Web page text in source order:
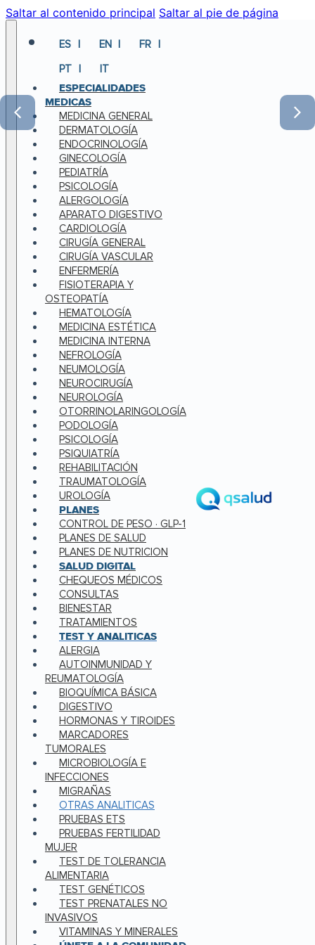
Saltar al contenido principal Saltar al pie de página
ES EN
FR
PT
IT
ESPECIALIDADES
MEDICAS
MEDICINA GENERAL
DERMATOLOGÍA
ENDOCRINOLOGÍA
GINECOLOGÍA
PEDIATRÍA
PSICOLOGÍA
ALERGOLOGÍA
APARATO DIGESTIVO
CARDIOLOGÍA
CIRUGÍA GENERAL
CIRUGÍA VASCULAR
ENFERMERÍA
FISIOTERAPIA Y
OSTEOPATÍA
HEMATOLOGÍA
MEDICINA ESTÉTICA
MEDICINA INTERNA
NEFROLOGÍA
NEUMOLOGÍA
NEUROCIRUGÍA
NEUROLOGÍA
OTORRINOLARINGOLOGÍA
PODOLOGÍA
PSICOLOGÍA
PSIQUIATRÍA
REHABILITACIÓN
TRAUMATOLOGÍA
UROLOGÍA
PLANES
CONTROL DE PESO · GLP-1
PLANES DE SALUD
PLANES DE NUTRICION
SALUD DIGITAL
CHEQUEOS MÉDICOS
CONSULTAS
BIENESTAR
TRATAMIENTOS
TEST Y ANALITICAS
ALERGIA
AUTOINMUNIDAD Y
REUMATOLOGÍA
BIOQUÍMICA BÁSICA
DIGESTIVO
HORMONAS Y TIROIDES
MARCADORES
TUMORALES
MICROBIOLOGÍA E
INFECCIONES
MIGRAÑAS
OTRAS ANALITICAS
PRUEBAS ETS
PRUEBAS FERTILIDAD
MUJER
TEST DE TOLERANCIA
ALIMENTARIA
TEST GENÉTICOS
TEST PRENATALES NO
INVASIVOS
VITAMINAS Y MINERALES